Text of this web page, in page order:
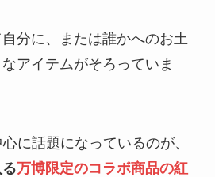
分に、または誰かへのお土
アイテムがそろっていま
に話題になっているのが、
万博限定のコラボ商品の紅